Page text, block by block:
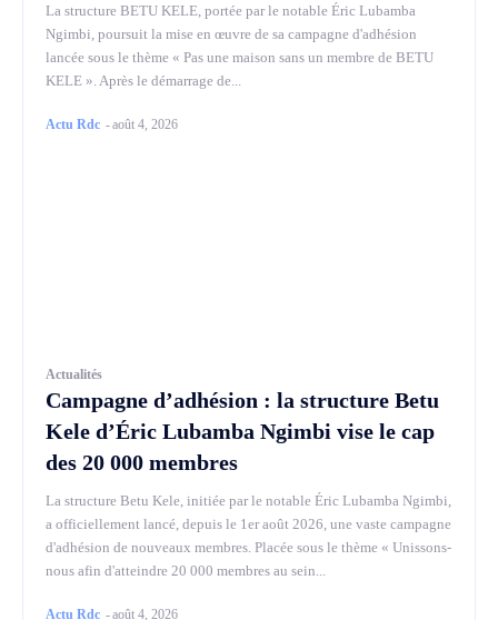
La structure BETU KELE, portée par le notable Éric Lubamba
Ngimbi, poursuit la mise en œuvre de sa campagne d'adhésion
lancée sous le thème « Pas une maison sans un membre de BETU
KELE ». Après le démarrage de...
Actu Rdc -août 4, 2026
Actualités
Campagne d’adhésion : la structure Betu
Kele d’Éric Lubamba Ngimbi vise le cap
des 20 000 membres
La structure Betu Kele, initiée par le notable Éric Lubamba Ngimbi,
a officiellement lancé, depuis le 1er août 2026, une vaste campagne
d'adhésion de nouveaux membres. Placée sous le thème « Unissons-
nous afin d'atteindre 20 000 membres au sein...
Actu Rdc -août 4, 2026